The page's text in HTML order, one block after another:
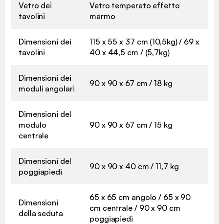
Vetro dei
tavolini
Vetro temperato effetto
marmo
Dimensioni dei
tavolini
115 x 55 x 37 cm (10,5kg) / 69 x
40 x 44,5 cm / (5,7kg)
Dimensioni dei
moduli angolari
90 x 90 x 67 cm / 18 kg
Dimensioni del
modulo
centrale
90 x 90 x 67 cm / 15 kg
Dimensioni del
poggiapiedi
90 x 90 x 40 cm / 11,7 kg
Dimensioni
della seduta
65 x 65 cm angolo / 65 x 90
cm centrale / 90 x 90 cm
poggiapiedi